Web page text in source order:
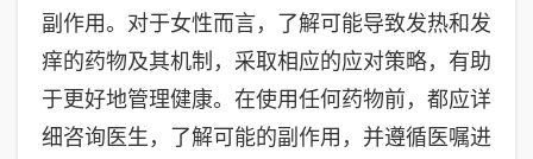
副作用。对于女性而言，了解可能导致发热和发
痒的药物及其机制，采取相应的应对策略，有助
于更好地管理健康。在使用任何药物前，都应详
细咨询医生，了解可能的副作用，并遵循医嘱进